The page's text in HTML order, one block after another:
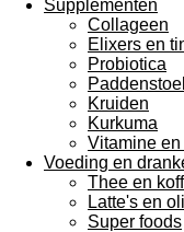
Supplementen
Collageen
Elixers en
Probiotica
Kruiden
Kurkuma
Vitamine
Voeding en
Thee en
Latte's en
Super foods